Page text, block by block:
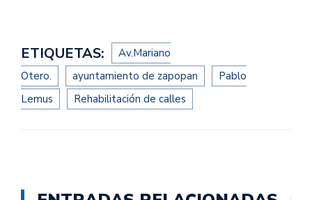
ETIQUETAS:
Av.Mariano
Otero.
ayuntamiento de zapopan
Pablo
Lemus
Rehabilitación de calles